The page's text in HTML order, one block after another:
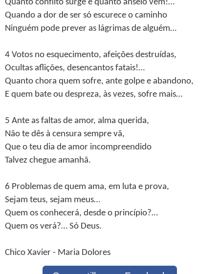
Quanto conflito surge e quanto anseio vem!…
Quando a dor de ser só escurece o caminho
Ninguém pode prever as lágrimas de alguém…
4 Votos no esquecimento, afeições destruídas,
Ocultas aflições, desencantos fatais!…
Quanto chora quem sofre, ante golpe e abandono,
E quem bate ou despreza, às vezes, sofre mais…
5 Ante as faltas de amor, alma querida,
Não te dês à censura sempre vã,
Que o teu dia de amor incompreendido
Talvez chegue amanhã.
6 Problemas de quem ama, em luta e prova,
Sejam teus, sejam meus…
Quem os conhecerá, desde o princípio?…
Quem os verá?… Só Deus.
Chico Xavier - Maria Dolores